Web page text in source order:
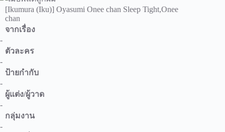
[Ikumura (Iku)] Oyasumi Onee chan Sleep Tight,Onee
chan
จากเรื่อง
-
ตัวละคร
-
ป้ายกำกับ
-
ผู้แต่ง/ผู้วาด
-
กลุ่มงาน
-